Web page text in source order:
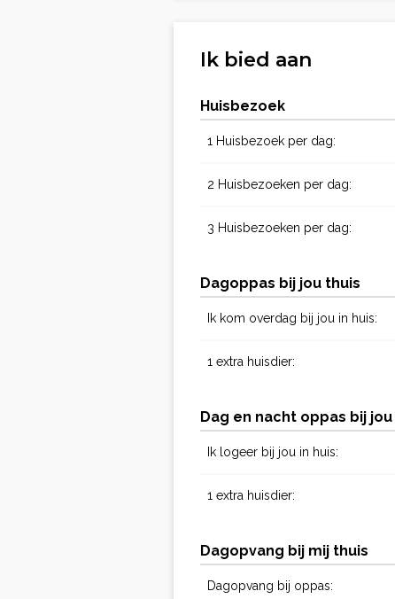
Ik bied aan
Huisbezoek
1 Huisbezoek per dag:
2 Huisbezoeken per dag:
3 Huisbezoeken per dag:
Dagoppas bij jou thuis
Ik kom overdag bij jou in huis:
1 extra huisdier:
Dag en nacht oppas bij
Ik logeer bij jou in huis:
1 extra huisdier:
Dagopvang bij mij thuis
Dagopvang bij oppas: